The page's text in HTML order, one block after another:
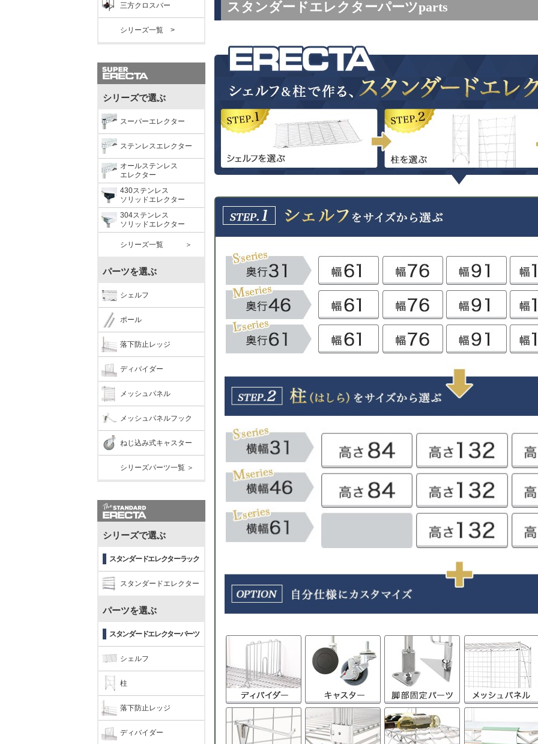
三方クロスバー
シリーズ一覧 >
シリーズで選ぶ
スーパーエレクター
ステンレスエレクター
オールステンレス
エレクター
430ステンレス
ソリッドエレクター
304ステンレス
ソリッドエレクター
シリーズ一覧 ＞
パーツを選ぶ
シェルフ
ポール
落下防止レッジ
ディバイダー
メッシュパネル
メッシュパネルフック
ねじ込み式キャスター
シリーズパーツ一覧 ＞
シリーズで選ぶ
スタンダードエレクターラック
スタンダードエレクター
パーツを選ぶ
スタンダードエレクターパーツ
シェルフ
柱
落下防止レッジ
ディバイダー